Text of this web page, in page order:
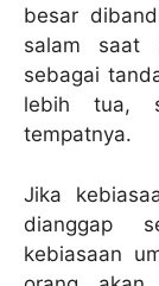
besar
salam saat
sebagai
lebih tua,
tempatnya.
Jika
dianggap
kebiasaan